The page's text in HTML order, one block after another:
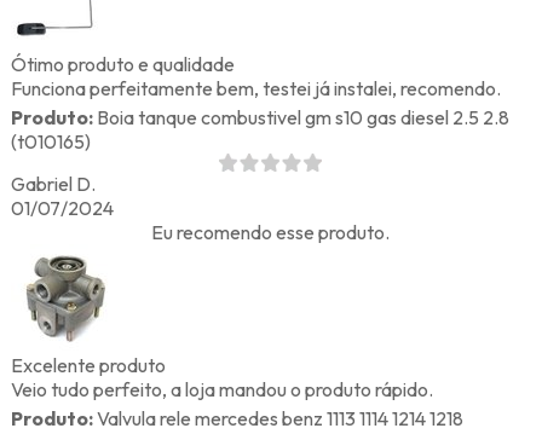
Ótimo produto e qualidade
Funciona perfeitamente bem, testei já instalei, recomendo.
Produto:Boia tanque combustivel gm s10 gas diesel 2.5 2.8
(t010165)
Gabriel D.
01/07/2024
Eu recomendo esse produto.
Excelente produto
Veio tudo perfeito, a loja mandou o produto rápido.
Produto:Valvula rele mercedes benz 1113 1114 1214 1218